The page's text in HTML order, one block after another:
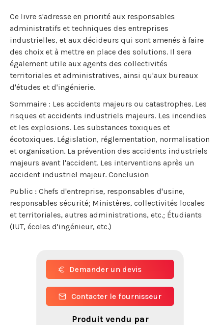
Ce livre s'adresse en priorité aux responsables
administratifs et techniques des entreprises
industrielles, et aux décideurs qui sont amenés à faire
des choix et à mettre en place des solutions. Il sera
également utile aux agents des collectivités
territoriales et administratives, ainsi qu'aux bureaux
d'études et d'ingénierie.
Sommaire : Les accidents majeurs ou catastrophes. Les
risques et accidents industriels majeurs. Les incendies
et les explosions. Les substances toxiques et
écotoxiques. Législation, réglementation, normalisation
et organisation. La prévention des accidents industriels
majeurs avant l'accident. Les interventions après un
accident industriel majeur. Conclusion
Public : Chefs d'entreprise, responsables d'usine,
responsables sécurité; Ministères, collectivités locales
et territoriales, autres administrations, etc.; Étudiants
(IUT, écoles d'ingénieur, etc.)
Demander un devis
Contacter le fournisseur
Produit vendu par